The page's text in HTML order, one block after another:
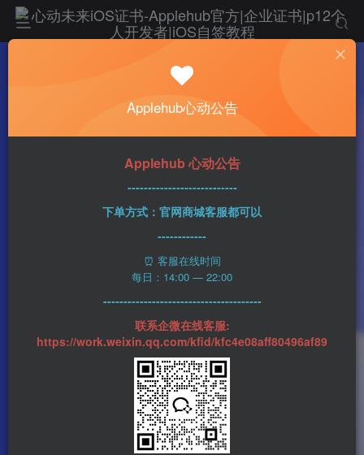
科技资讯
苹果发布iOS 16.4和iPadOS 16.4的第二个开
发者测试版
2分钟 2023-03-01 心动未来
Applehub心动公告
Applehub 心动公告
---------------------------
下单方式：官网商城客服都可以
------------
⏰ 客服在线时间
每日：14:00 — 22:00
---------------------------------------
联系企微在线客服:
https://work.weixin.qq.com/kfid/kfc4e08aff80496af89